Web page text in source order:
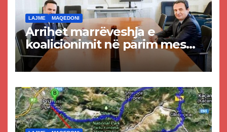
LAJME MAQEDONI
Arrihet marrëveshja e
koalicionimit në parim mes
Kurtit dhe Abdixhikut